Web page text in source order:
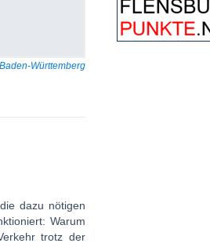
Württemberg
dazu nötigen
Warum
trotz der